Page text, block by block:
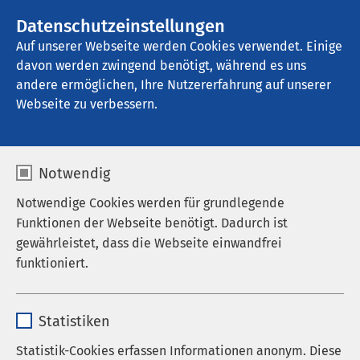
Datenschutzeinstellungen
Auf unserer Webseite werden Cookies verwendet. Einige
davon werden zwingend benötigt, während es uns
andere ermöglichen, Ihre Nutzererfahrung auf unserer
Webseite zu verbessern.
Notwendig
Notwendige Cookies werden für grundlegende
Funktionen der Webseite benötigt. Dadurch ist
gewährleistet, dass die Webseite einwandfrei
funktioniert.
Anbieter sgalinski
Statistiken
Statistik-Cookies erfassen Informationen anonym. Diese
AMEOS Seeklinikum Brunnen
Nachrichten